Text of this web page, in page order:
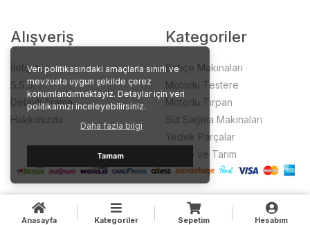
Veri politikasındaki amaçlarla sınırlı ve
mevzuata uygun şekilde çerez
konumlandırmaktayız. Detaylar için veri
politikamızı inceleyebilirsiniz.
Daha fazla bilgi
Tamam
Alışveriş
İletişim
S.S.S.
Detaylı Arama
Hakkımızda
Kategoriler
Bahçe Makinaları
Motorlu Testere
Motorlu Tırpan
Süt Sağma Makinaları
Yedek Parçalar
Bahçe ve Tarım
Anasayfa Kategoriler Sepetim Hesabım